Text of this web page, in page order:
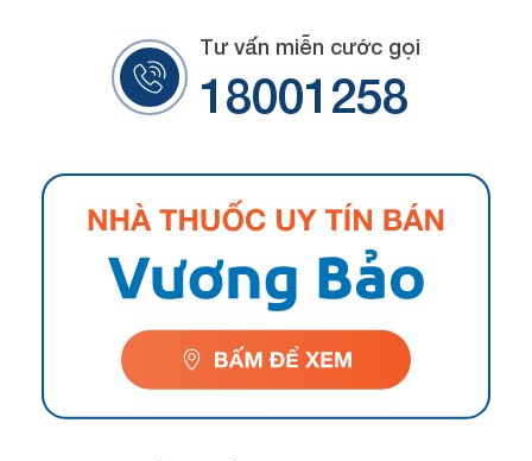
Tư vấn miễn cước gọi
18001258